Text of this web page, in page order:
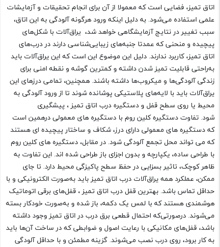
اتاق تمیز، فضایی است که معمولا از آن برای انجام تحقیقات و آزمایشات
علمی استفاده می‌شود. به دلیل اینکه ورود هرگونه آلودگی به این اتاق،
سبب تغییر در نتایج آزمایشگاهی خواهد شد، یراق‌آلات با شکل‌های
پیچیده و منحنی که عمدتا جنبه‌های زیبایی‌شناسی دارند در درب‌های
اتاق تمیز، کاربرد ندارند. دلیل این موضوع این است که این یراق‌آلات باید
به‌راحتی قابلیت تمیز شدن داشته و کمترین گوشه و نقطه امنی برای
زندگی آلودگی‌ها و میکروب‌ها داشته باشند. همچنین، تمامی درزهای این
یراق‌آلات باید با لایه‌های پلاستیکی پوشانده شوند تا از ورود آلودگی به
محیط یا روی سطح قفل و دستگیره درب اتاق تمیز ، پیشگیری
شود. تفاوت دستگیره کلین روم با دستگیره های معمولی درهمین است
که دستگیره های معمولی دارای درز، شکاف و ساختار پیچیده ای هستند
که می تواند محل تجمع آلودگی شود. در مقابل، دستگیره های کلین روم
با طراحی ساده، یکپارچه و بدون اجزای باز طراحی شده اند. این تفاوت به
ظاهر کوچک، تاثیر بسزایی در حفظ سطح پاکیزگی محیط دارد. تا جای
ممکن، عملکرد همه یراق‌آلات درب اتاق تمیز باید به‌صورت الکترونیکی و با
حداقل تماس باشد. بهترین قفل درب اتاق تمیز ، قفل‌های برقی اتوماتیک
هوشمندی هستند که با لمس یک دکمه، باز شده و به‌صورت خودکار بسته
می‌شوند. درصورتی‌که احتمال قطعی برق درب در اتاق تمیز وجود داشته
باشد، قفل‌های مکانیکی با رعایت اصول و ضوابطی که در ساخت آن‌ها باید
به کار برود، روی درب نصب می‌شوند. گزینه مطمئن و با حداقل آلودگی